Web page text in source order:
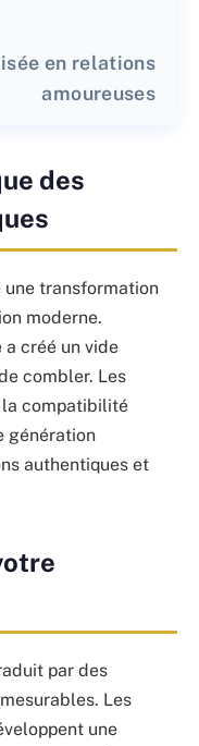
en relations
amoureuses
des
transformation
moderne.
a créé un vide
combler. Les
compatibilité
génération
authentiques et
par des
Les
une